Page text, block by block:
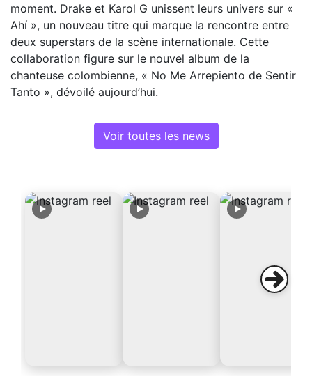
moment. Drake et Karol G unissent leurs univers sur «
Ahí », un nouveau titre qui marque la rencontre entre
deux superstars de la scène internationale. Cette
collaboration figure sur le nouvel album de la
chanteuse colombienne, « No Me Arrepiento de Sentir
Tanto », dévoilé aujourd’hui.
Voir toutes les news